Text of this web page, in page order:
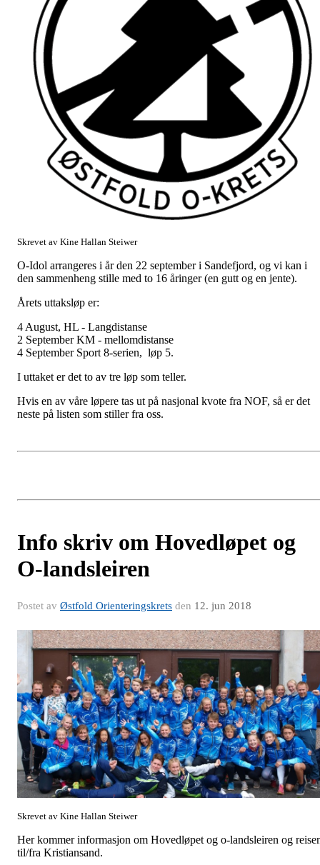
Skrevet av Kine Hallan Steiwer
O-Idol arrangeres i år den 22 september i Sandefjord, og vi kan i
den sammenheng stille med to 16 åringer (en gutt og en jente).
Årets uttaksløp er:
4 August, HL - Langdistanse
2 September KM - mellomdistanse
4 September Sport 8-serien, løp 5.
I uttaket er det to av tre løp som teller.
Hvis en av våre løpere tas ut på nasjonal kvote fra NOF, så er det
neste på listen som stiller fra oss.
Info skriv om Hovedløpet og
O-landsleiren
Postet av Østfold Orienteringskrets den 12. jun 2018
Skrevet av Kine Hallan Steiwer
Her kommer informasjon om Hovedløpet og o-landsleiren og
til/fra Kristiansand.